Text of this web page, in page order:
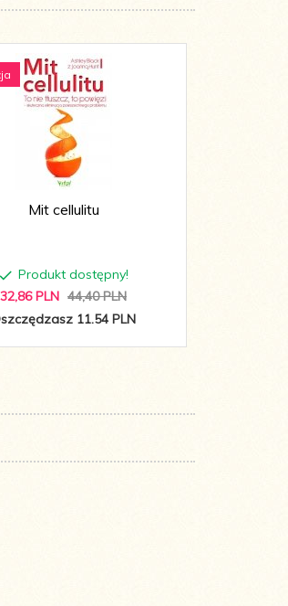
Mit cellulitu
Produkt dostępny!
32,86 PLN 44,40 PLN
11.54 PLN